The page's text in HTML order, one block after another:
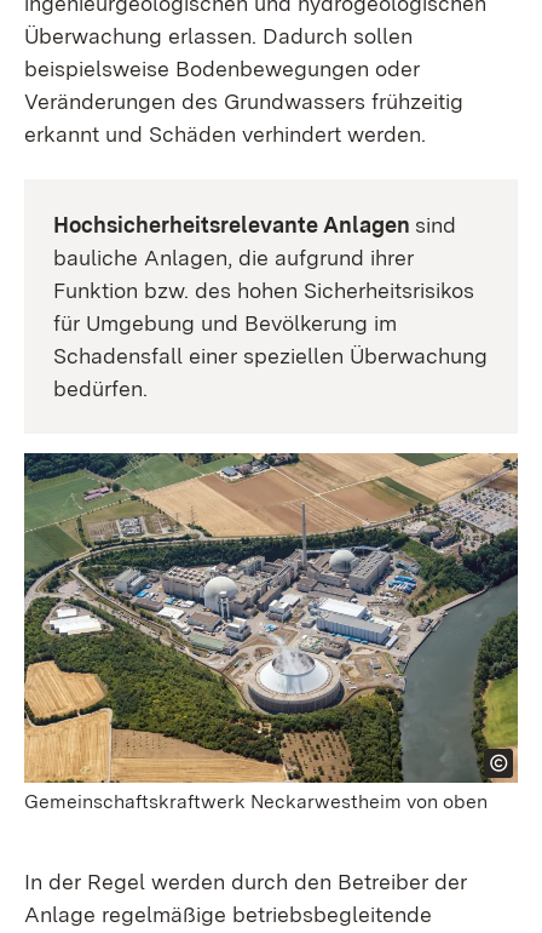
Überwachung erlassen. Dadurch sollen
beispielsweise Bodenbewegungen oder
Veränderungen des Grundwassers frühzeitig
erkannt und Schäden verhindert werden.
Hochsicherheits­relevante Anlagen sind
bauliche Anlagen, die aufgrund ihrer
Funktion bzw. des hohen Sicher­heits­risikos
für Um­gebung und Bevölkerung im
Schadens­­fall einer speziellen Über­­wachung
bedürfen.
Gemeinschaftskraftwerk Neckarwestheim von oben
In der Regel werden durch den Betreiber der
Anlage regelmäßige betriebs­begleitende